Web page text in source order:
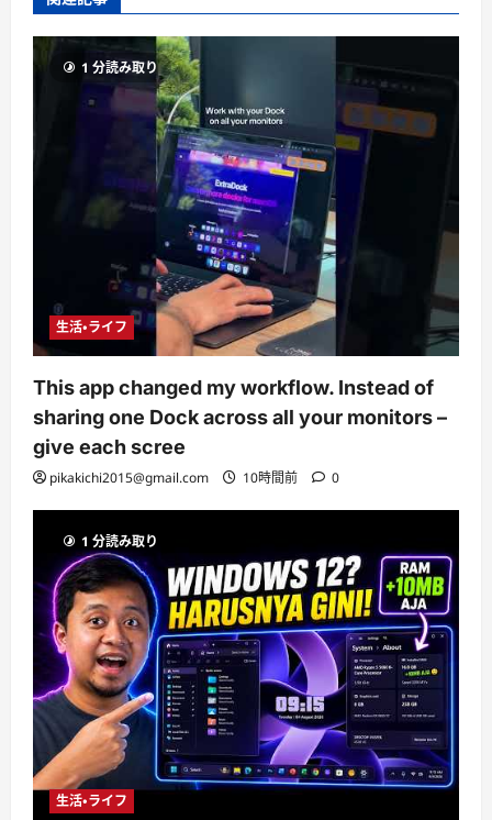
1 分読み取り
生活・ライフ
This app changed my workflow. Instead of
sharing one Dock across all your monitors –
give each scree
pikakichi2015@gmail.com 10時間前 0
1 分読み取り
生活・ライフ